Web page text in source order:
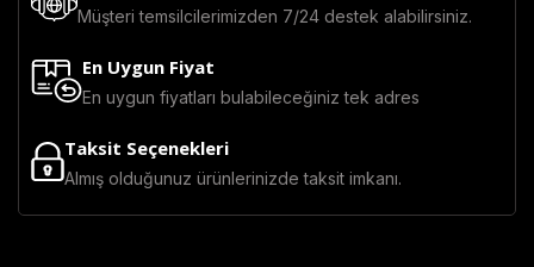
Müşteri temsilcilerimizden 7/24 destek alabilirsiniz.
En Uygun Fiyat
En uygun fiyatları bulabileceğiniz tek adres
Taksit Seçenekleri
Almış olduğunuz ürünlerinizde taksit imkanı.